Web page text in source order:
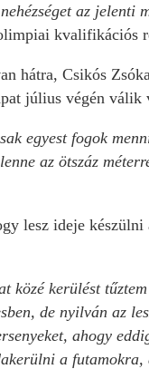
az jelenti
kvalifikációs
hátra, Csikós
július végén válik
egyest fogok
az ötszáz
lesz ideje készülni
közé kerülést
de nyilván az
ahogy
a